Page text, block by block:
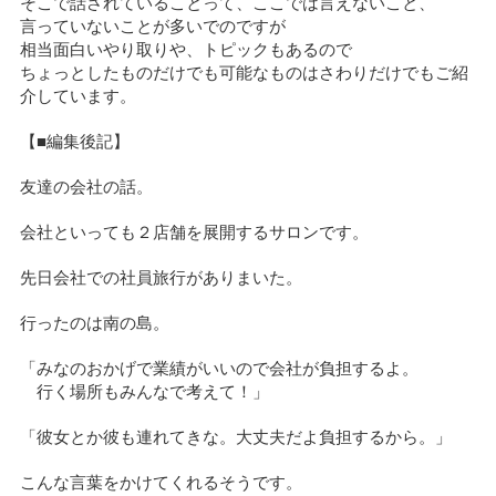
そこで話されていることって、ここでは言えないこと、
言っていないことが多いでのですが
相当面白いやり取りや、トピックもあるので
ちょっとしたものだけでも可能なものはさわりだけでもご紹
介しています。
【■編集後記】
友達の会社の話。
会社といっても２店舗を展開するサロンです。
先日会社での社員旅行がありまいた。
行ったのは南の島。
「みなのおかげで業績がいいので会社が負担するよ。
行く場所もみんなで考えて！」
「彼女とか彼も連れてきな。大丈夫だよ負担するから。」
こんな言葉をかけてくれるそうです。